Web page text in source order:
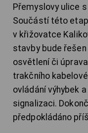
Přemyslovy ulice
Součástí této
v křižovatce
stavby bude
osvětlení či
trakčního
ovládání výhybek
signalizaci.
předpokládáno